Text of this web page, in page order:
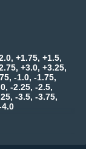
+1.75, +1.5,
+3.0, +3.25,
-1.0, -1.75,
-2.25, -2.5,
-3.5, -3.75,
4.0